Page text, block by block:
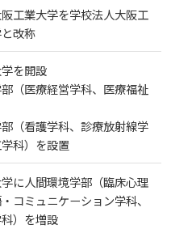
2015年度以前入学生）
大学院対象）
ー（2020年度以前入学
評価について
自己点検・評価報告書
検・評価報告書
ンター
ジ）学生募集
レッジ）学生募集
ース
方（一般の団体様）
集
工業大学を学校法人大阪工
改称
を開設
（医療経営学科、医療福祉
（看護学科、診療放射線学
科）を設置
に人間環境学部（臨床心理
コミュニケーション学科、
）を増設
について
ルなど
策